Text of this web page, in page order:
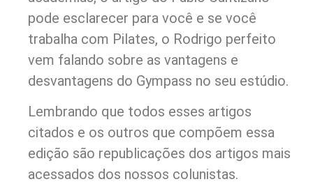
pode esclarecer para você e se você
trabalha com Pilates, o Rodrigo perfeito
vem falando sobre as vantagens e
desvantagens do Gympass no seu estúdio.
Lembrando que todos esses artigos
citados e os outros que compõem essa
edição são republicações dos artigos mais
acessados dos nossos colunistas.